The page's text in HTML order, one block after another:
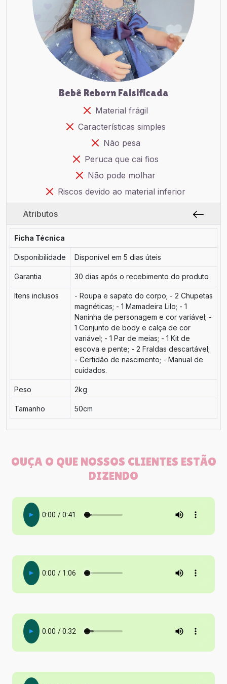
Bebê Reborn Falsificada
Material frágil
Características simples
Não pesa
Peruca que cai fios
Não pode molhar
Riscos devido ao material inferior
Atributos
Ficha Técnica
Disponibilidade Disponível em 5 dias úteis
Garantia 30 dias após o recebimento do produto
Itens inclusos
- Roupa e sapato do corpo; - 2 Chupetas
magnéticas; - 1 Mamadeira Lilo; - 1
Naninha de personagem e cor variável; -
1 Conjunto de body e calça de cor
variável; - 1 Par de meias; - 1 Kit de
escova e pente; - 2 Fraldas descartável;
- Certidão de nascimento; - Manual de
cuidados.
Peso 2kg
Tamanho 50cm
OUÇA O QUE NOSSOS CLIENTES ESTÃO
DIZENDO